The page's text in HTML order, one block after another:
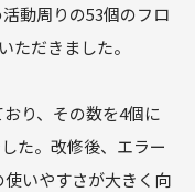
動周りの53個のフロ
ただきました。
り、その数を4個に
た。改修後、エラー
いやすさが大きく向